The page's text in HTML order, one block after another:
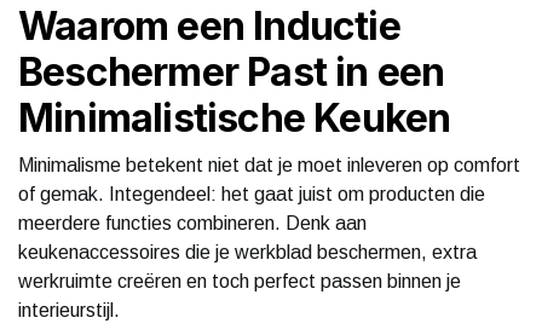
Waarom een Inductie
Beschermer Past in een
Minimalistische Keuken
Minimalisme betekent niet dat je moet inleveren op comfort
of gemak. Integendeel: het gaat juist om producten die
meerdere functies combineren. Denk aan
keukenaccessoires die je werkblad beschermen, extra
werkruimte creëren en toch perfect passen binnen je
interieurstijl.